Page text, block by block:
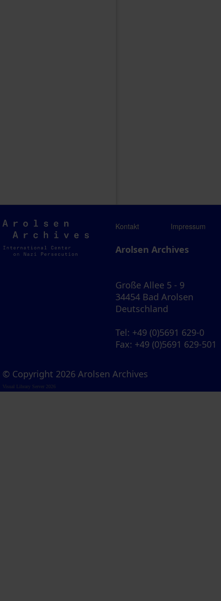
Arolsen
Archives
Kontakt Impressum
Arolsen Archives
Große Allee 5 - 9
34454 Bad Arolsen
Deutschland
Tel: +49 (0)5691 629-0
Fax: +49 (0)5691 629-501
© Copyright 2026 Arolsen Archives
Visual Library Server 2026